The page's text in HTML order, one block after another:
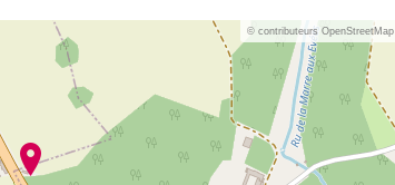
© contributeurs OpenStreetMap